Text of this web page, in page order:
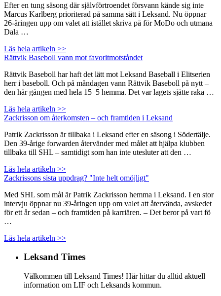
Efter en tung säsong där självförtroendet försvann kände sig inte
Marcus Karlberg prioriterad på samma sätt i Leksand. Nu öppnar
26-åringen upp om valet att istället skriva på för MoDo och utmana
Dala …
Läs hela artikeln >>
Rättvik Baseboll vann mot favoritmotståndet
Rättvik Baseboll har haft det lätt mot Leksand Baseball i Elitserien
herr i baseboll. Och på måndagen vann Rättvik Baseboll på nytt –
den här gången med hela 15–5 hemma. Det var lagets sjätte raka …
Läs hela artikeln >>
Zackrisson om återkomsten – och framtiden i Leksand
Patrik Zackrisson är tillbaka i Leksand efter en säsong i Södertälje.
Den 39-årige forwarden återvänder med målet att hjälpa klubben
tillbaka till SHL – samtidigt som han inte utesluter att den …
Läs hela artikeln >>
Zackrissons sista uppdrag? "Inte helt omöjligt"
Med SHL som mål är Patrik Zackrisson hemma i Leksand. I en stor
intervju öppnar nu 39-åringen upp om valet att återvända, avskedet
för ett år sedan – och framtiden på karriären. – Det beror på vart fö
…
Läs hela artikeln >>
Leksand Times
Välkommen till Leksand Times! Här hittar du alltid aktuell
information om LIF och Leksands kommun.